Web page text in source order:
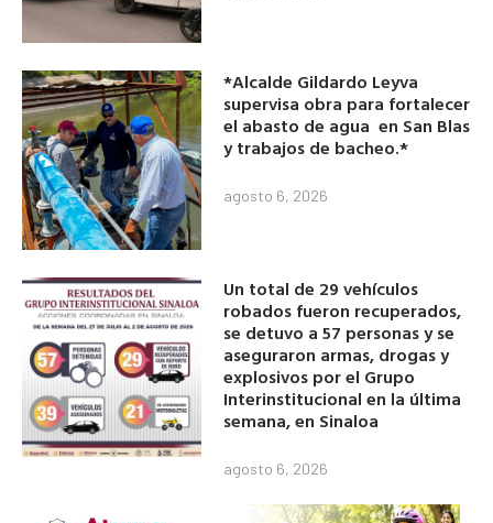
*Alcalde Gildardo Leyva
supervisa obra para fortalecer
el abasto de agua en San Blas
y trabajos de bacheo.*
agosto 6, 2026
Un total de 29 vehículos
robados fueron recuperados,
se detuvo a 57 personas y se
aseguraron armas, drogas y
explosivos por el Grupo
Interinstitucional en la última
semana, en Sinaloa
agosto 6, 2026